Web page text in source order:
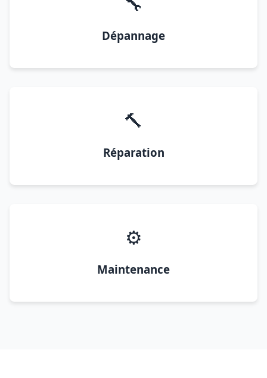
Dépannage
🔨
Réparation
⚙️
Maintenance